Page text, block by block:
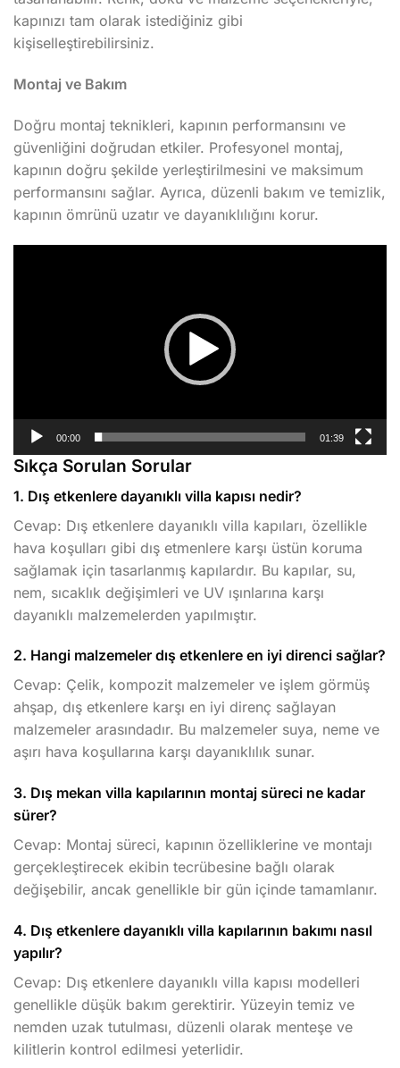
kapınızı tam olarak istediğiniz gibi
kişiselleştirebilirsiniz.
Montaj ve Bakım
Doğru montaj teknikleri, kapının performansını ve
güvenliğini doğrudan etkiler. Profesyonel montaj,
kapının doğru şekilde yerleştirilmesini ve maksimum
performansını sağlar. Ayrıca, düzenli bakım ve temizlik,
kapının ömrünü uzatır ve dayanıklılığını korur.
00:00 01:39
Sıkça Sorulan Sorular
1. Dış etkenlere dayanıklı villa kapısı nedir?
Cevap: Dış etkenlere dayanıklı villa kapıları, özellikle
hava koşulları gibi dış etmenlere karşı üstün koruma
sağlamak için tasarlanmış kapılardır. Bu kapılar, su,
nem, sıcaklık değişimleri ve UV ışınlarına karşı
dayanıklı malzemelerden yapılmıştır.
2. Hangi malzemeler dış etkenlere en iyi direnci sağlar?
Cevap: Çelik, kompozit malzemeler ve işlem görmüş
ahşap, dış etkenlere karşı en iyi direnç sağlayan
malzemeler arasındadır. Bu malzemeler suya, neme ve
aşırı hava koşullarına karşı dayanıklılık sunar.
3. Dış mekan villa kapılarının montaj süreci ne kadar
sürer?
Cevap: Montaj süreci, kapının özelliklerine ve montajı
gerçekleştirecek ekibin tecrübesine bağlı olarak
değişebilir, ancak genellikle bir gün içinde tamamlanır.
4. Dış etkenlere dayanıklı villa kapılarının bakımı nasıl
yapılır?
Cevap: Dış etkenlere dayanıklı villa kapısı modelleri
genellikle düşük bakım gerektirir. Yüzeyin temiz ve
nemden uzak tutulması, düzenli olarak menteşe ve
kilitlerin kontrol edilmesi yeterlidir.